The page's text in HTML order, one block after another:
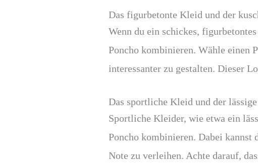
Das figurbetonte Kleid und der
Wenn du ein schickes,
Poncho kombinieren. Wähle einen
interessanter zu gestalten. Dieser
Das sportliche Kleid und der
Sportliche Kleider, wie etwa ein
Poncho kombinieren. Dabei kannst
Note zu verleihen. Achte darauf,